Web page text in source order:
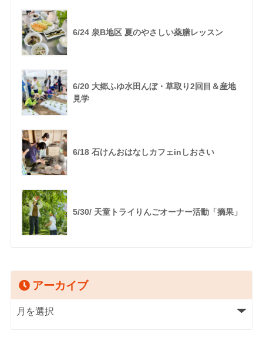
6/24 泉B地区 夏のやさしい薬膳レッスン
6/20 大郷ふゆ水田んぼ・草取り2回目＆産地
見学
6/18 石けんおはなしカフェinしおさい
5/30/ 天童トライりんごオーナー活動「摘果」
アーカイブ